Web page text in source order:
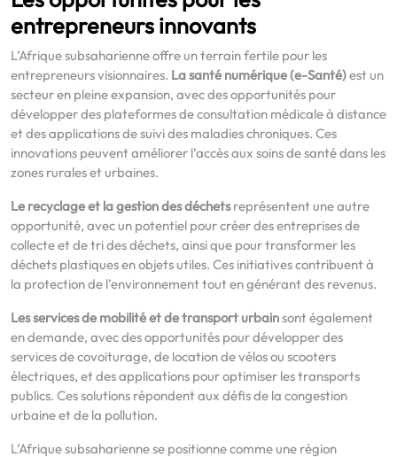
entrepreneurs innovants
L’Afrique subsaharienne offre un terrain fertile pour les
entrepreneurs visionnaires. La santé numérique (e-Santé)est un
secteur en pleine expansion, avec des opportunités pour
développer des plateformes de consultation médicale à distance
et des applications de suivi des maladies chroniques. Ces
innovations peuvent améliorer l’accès aux soins de santé dans les
zones rurales et urbaines.
Le recyclage et la gestion des déchetsreprésentent une autre
opportunité, avec un potentiel pour créer des entreprises de
collecte et de tri des déchets, ainsi que pour transformer les
déchets plastiques en objets utiles. Ces initiatives contribuent à
la protection de l’environnement tout en générant des revenus.
Les services de mobilité et de transport urbainsont également
en demande, avec des opportunités pour développer des
services de covoiturage, de location de vélos ou scooters
électriques, et des applications pour optimiser les transports
publics. Ces solutions répondent aux défis de la congestion
urbaine et de la pollution.
L’Afrique subsaharienne se positionne comme une région